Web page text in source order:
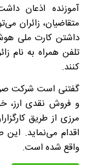
آموزنده اذعان
متقاضیان، زائران
داشتن کارت ملی
تلفن همراه به نام
کنند.
گفتنی است شرکت
و فروش نقدی ارز،
مرزی از طریق
اقدام می‌نماید. این
واقع شده است.